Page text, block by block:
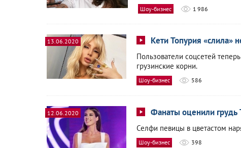
Шоу-бизнес 1 986
13.06.2020 Кети Топурия
Пользователи соцсетей
грузинские корни.
Шоу-бизнес 586
12.06.2020 Фанаты оценили грудь
Селфи певицы в цветастом
Шоу-бизнес 398